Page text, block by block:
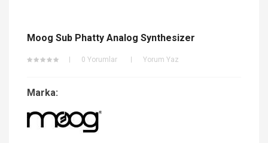
Moog Sub Phatty Analog Synthesizer
0 Yorumlar Yorum Yaz
Marka: